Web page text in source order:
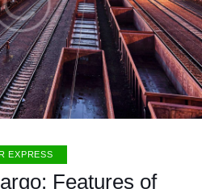
EXPRESS
Features of